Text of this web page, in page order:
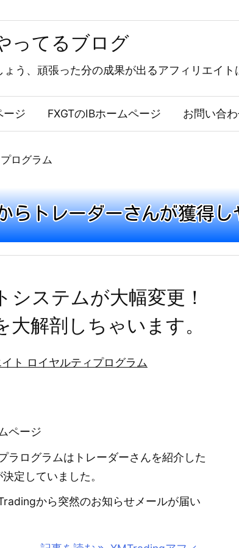
ってるブログ
う、頑張った分の成果が出るアフィリエイト
ージ FXGTのIBホームページ お問い合
ログラム
ステムが大幅変更！
解剖しちゃいます。
ト ロイヤルティプログラム
ページ
ラログラムはトレーダーさんを紹介した
定していました。
から突然のお知らせメールが届い